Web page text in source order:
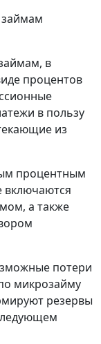
в
процентов
в пользу
из
процентным
включаются
а также
потери
микрозайму
резервы